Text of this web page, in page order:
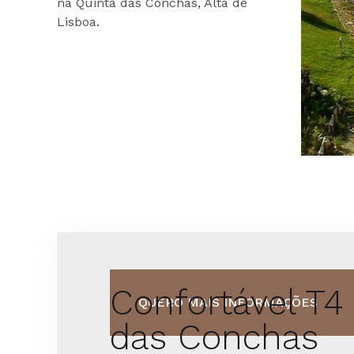
Lisboa.
Confortável
das Conchas
QUERO MAIS INFORMAÇÕES